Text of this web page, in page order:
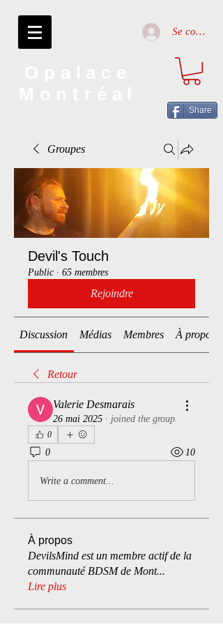
Se connecter
Share
Groupes
Devil's Touch
Public · 65 membres
Rejoindre
Discussion Médias Membres À propos
Retour
Valerie Desmarais
26 mai 2025 · joined the group.
0
0 10
Write a comment...
À propos
DevilsMind est un membre actif de la
communauté BDSM de Mont...
Lire plus